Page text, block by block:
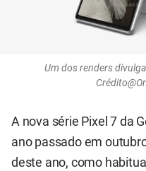
Um dos renders
A nova série Pixel 7 da
ano passado em
deste ano, como